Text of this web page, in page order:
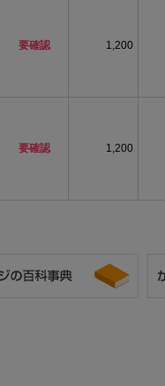
要確認 1,200
要確認 1,200